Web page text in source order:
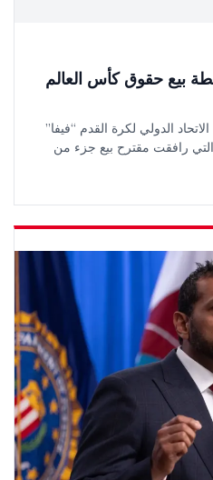
بيع حقوق كأس العالم
الدولي لكرة القدم “فيفا”
التي رافقت مقترح بيع جزء من